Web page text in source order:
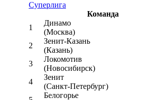
Суперлига
Команда
1
Динамо
(Москва)
2
Зенит-Казань
(Казань)
3
Локомотив
(Новосибирск)
4
Зенит
(Санкт-Петербург)
Белогорье